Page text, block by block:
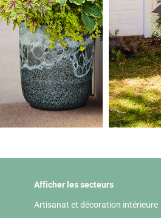
Afficher les secteurs
Artisanat et décoration intérieure